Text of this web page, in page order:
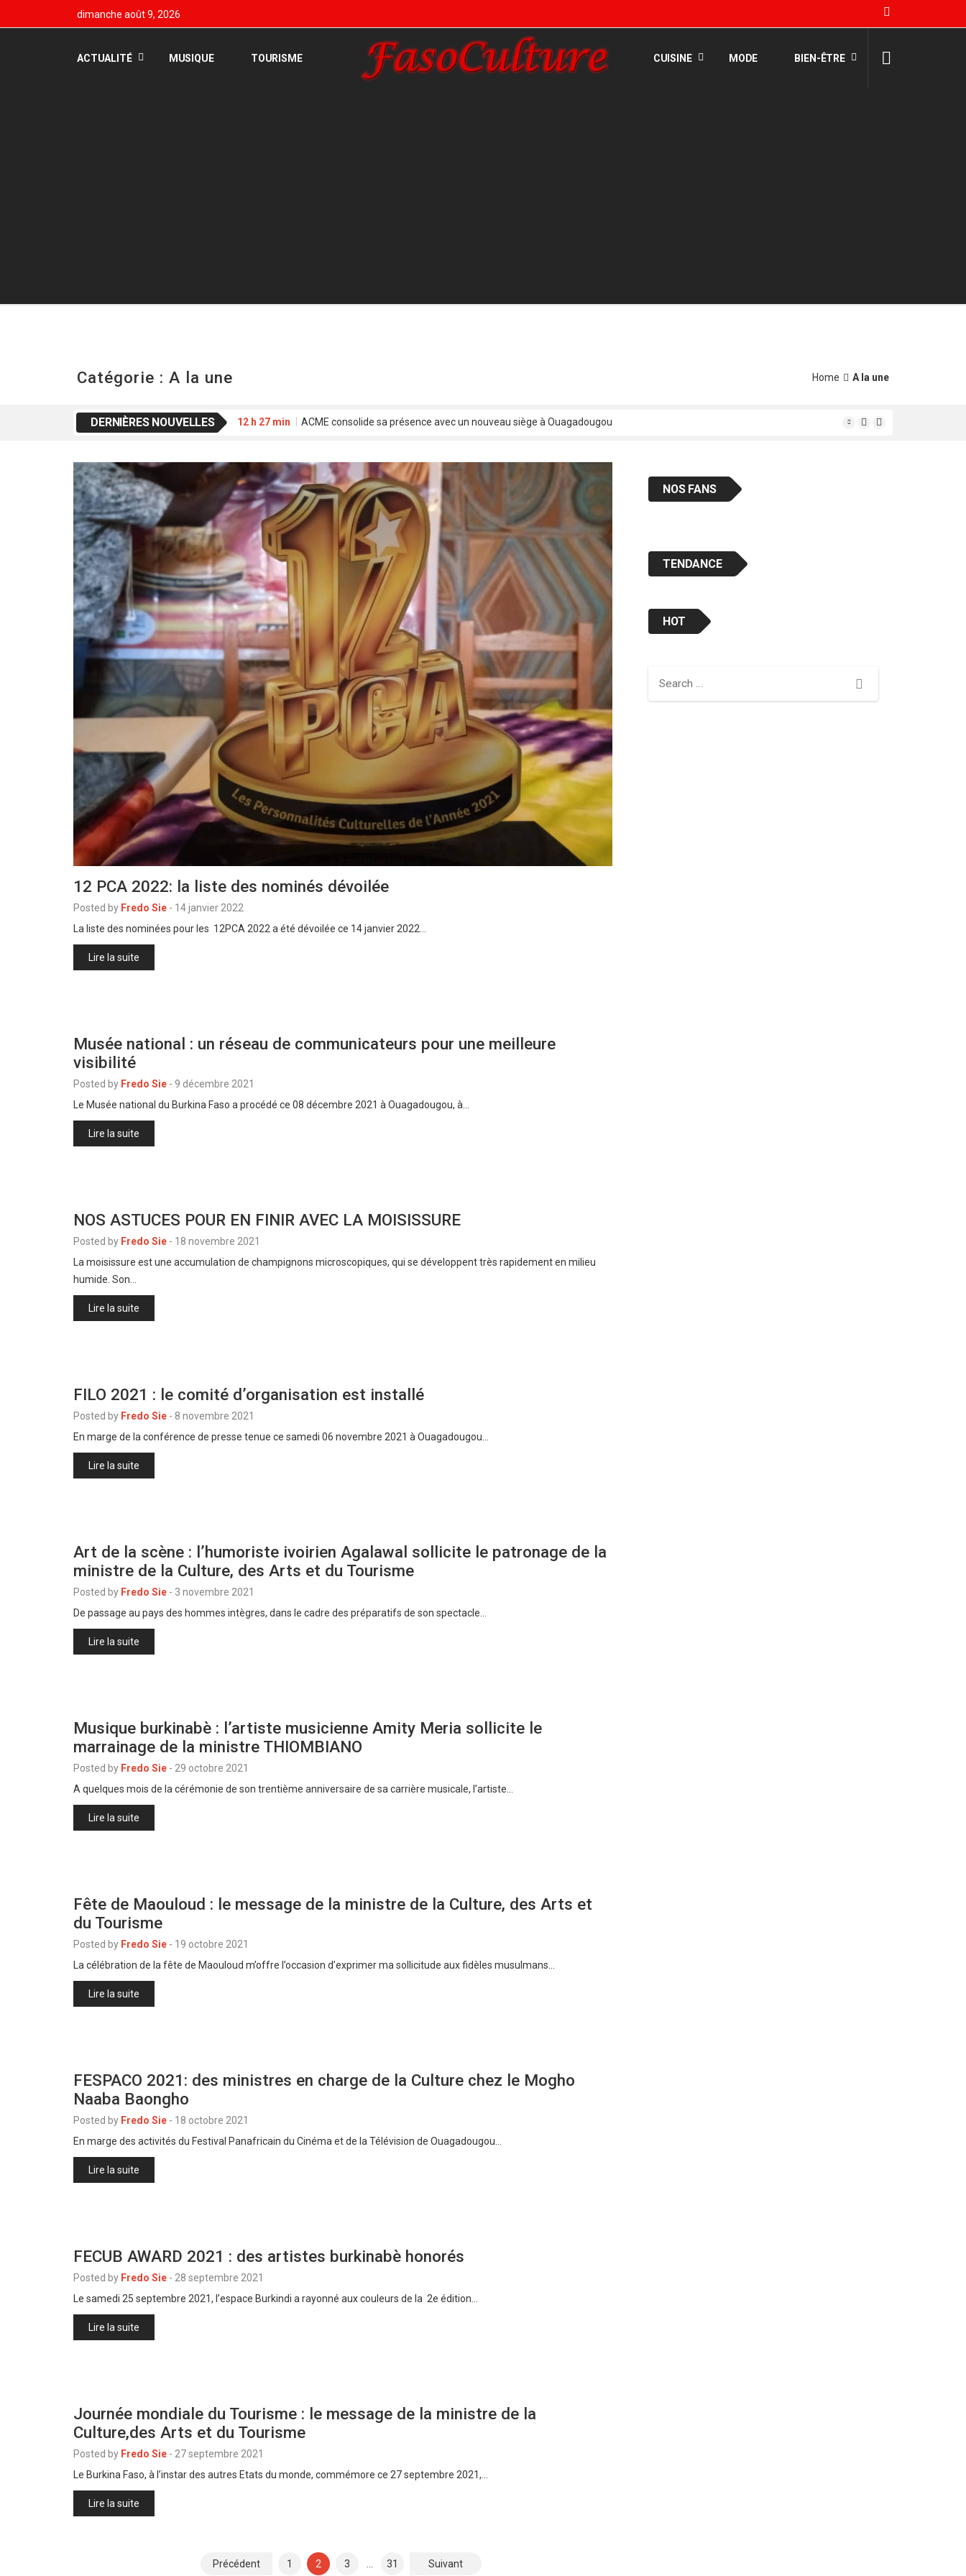
dimanche août 9, 2026
ACTUALITÉ MUSIQUE TOURISME CUISINE MODE BIEN-ÊTRE
Catégorie : A la une Home A la une
DERNIÈRES NOUVELLES 12 h 27 min
ACME consolide sa présence avec un nouveau siège à Ouagadougou
2 h 39 min
Déclaration des œuvres et répartition des droits : les artistes musiciens bobolais « en classe «
19 h 17 min
Kosso cross fit fête ses cinq ans avec le « King of Squats »
12 PCA 2022: la liste des nominés dévoilée
Posted by Fredo Sie - 14 janvier 2022
La liste des nominées pour les 12PCA 2022 a été dévoilée ce 14 janvier 2022…
Lire la suite
Musée national : un réseau de communicateurs pour une meilleure
visibilité
Posted by Fredo Sie - 9 décembre 2021
Le Musée national du Burkina Faso a procédé ce 08 décembre 2021 à Ouagadougou, à…
Lire la suite
NOS ASTUCES POUR EN FINIR AVEC LA MOISISSURE
Posted by Fredo Sie - 18 novembre 2021
La moisissure est une accumulation de champignons microscopiques, qui se développent très rapidement en milieu
humide. Son…
Lire la suite
FILO 2021 : le comité d’organisation est installé
Posted by Fredo Sie - 8 novembre 2021
En marge de la conférence de presse tenue ce samedi 06 novembre 2021 à Ouagadougou…
Lire la suite
Art de la scène : l’humoriste ivoirien Agalawal sollicite le patronage de la
ministre de la Culture, des Arts et du Tourisme
Posted by Fredo Sie - 3 novembre 2021
De passage au pays des hommes intègres, dans le cadre des préparatifs de son spectacle…
Lire la suite
Musique burkinabè : l’artiste musicienne Amity Meria sollicite le
marrainage de la ministre THIOMBIANO
Posted by Fredo Sie - 29 octobre 2021
A quelques mois de la cérémonie de son trentième anniversaire de sa carrière musicale, l’artiste…
Lire la suite
Fête de Maouloud : le message de la ministre de la Culture, des Arts et
du Tourisme
Posted by Fredo Sie - 19 octobre 2021
La célébration de la fête de Maouloud m’offre l’occasion d’exprimer ma sollicitude aux fidèles musulmans…
Lire la suite
FESPACO 2021: des ministres en charge de la Culture chez le Mogho
Naaba Baongho
Posted by Fredo Sie - 18 octobre 2021
En marge des activités du Festival Panafricain du Cinéma et de la Télévision de Ouagadougou…
Lire la suite
FECUB AWARD 2021 : des artistes burkinabè honorés
Posted by Fredo Sie - 28 septembre 2021
Le samedi 25 septembre 2021, l’espace Burkindi a rayonné aux couleurs de la 2e édition…
Lire la suite
Journée mondiale du Tourisme : le message de la ministre de la
Culture,des Arts et du Tourisme
Posted by Fredo Sie - 27 septembre 2021
Le Burkina Faso, à l’instar des autres Etats du monde, commémore ce 27 septembre 2021,…
Lire la suite
Précédent 1 2 3 31 Suivant
NOS FANS
TENDANCE
HOT
Search